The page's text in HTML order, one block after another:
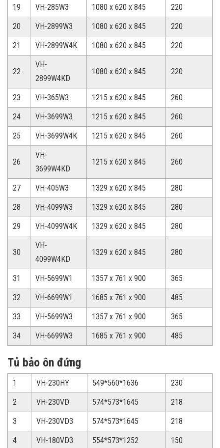
19 VH-285W3 1080 x 620 x 845 220
20 VH-2899W3 1080 x 620 x 845 220
21 VH-2899W4K 1080 x 620 x 845 220
22
VH-
2899W4KD
1080 x 620 x 845 220
23 VH-365W3 1215 x 620 x 845 260
24 VH-3699W3 1215 x 620 x 845 260
25 VH-3699W4K 1215 x 620 x 845 260
26
VH-
3699W4KD
1215 x 620 x 845 260
27 VH-405W3 1329 x 620 x 845 280
28 VH-4099W3 1329 x 620 x 845 280
29 VH-4099W4K 1329 x 620 x 845 280
30
VH-
4099W4KD
1329 x 620 x 845 280
31 VH-5699W1 1357 x 761 x 900 365
32 VH-6699W1 1685 x 761 x 900 485
33 VH-5699W3 1357 x 761 x 900 365
34 VH-6699W3 1685 x 761 x 900 485
Tủ bảo ôn đứng
1 VH-230HY 549*560*1636 230
2 VH-230VD 574*573*1645 218
3 VH-230VD3 574*573*1645 218
4 VH-180VD3 554*573*1252 150